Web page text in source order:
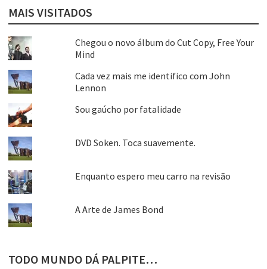
MAIS VISITADOS
Chegou o novo álbum do Cut Copy, Free Your
Mind
Cada vez mais me identifico com John
Lennon
Sou gaúcho por fatalidade
DVD Soken. Toca suavemente.
Enquanto espero meu carro na revisão
A Arte de James Bond
TODO MUNDO DÁ PALPITE…